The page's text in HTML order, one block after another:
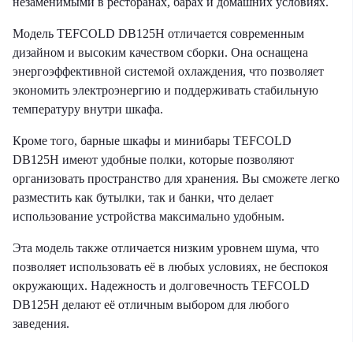
Модель TEFCOLD DB125H отличается современным
дизайном и высоким качеством сборки. Она оснащена
энергоэффективной системой охлаждения, что позволяет
экономить электроэнергию и поддерживать стабильную
температуру внутри шкафа.
Кроме того, барные шкафы и минибары TEFCOLD
DB125H имеют удобные полки, которые позволяют
организовать пространство для хранения. Вы сможете легко
разместить как бутылки, так и банки, что делает
использование устройства максимально удобным.
Эта модель также отличается низким уровнем шума, что
позволяет использовать её в любых условиях, не беспокоя
окружающих. Надежность и долговечность TEFCOLD
DB125H делают её отличным выбором для любого
заведения.